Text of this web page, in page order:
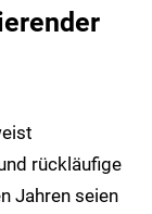
rückläufige
Jahren seien